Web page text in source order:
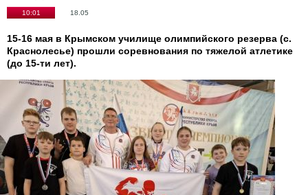
10:01 18.05
15-16 мая в Крымском училище олимпийского резерва (с.
Краснолесье) прошли соревнования по тяжелой атлетике
(до 15-ти лет).